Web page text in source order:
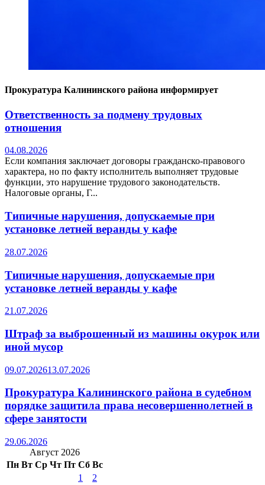
Прокуратура Калининского района информирует
Ответственность за подмену трудовых
отношения
04.08.2026
Если компания заключает договоры гражданско-правового
характера, но по факту исполнитель выполняет трудовые
функции, это нарушение трудового законодательств.
Налоговые органы, Г...
Типичные нарушения, допускаемые при
установке летней веранды у кафе
28.07.2026
Типичные нарушения, допускаемые при
установке летней веранды у кафе
21.07.2026
Штраф за выброшенный из машины окурок или
иной мусор
09.07.202613.07.2026
Прокуратура Калининского района в судебном
порядке защитила права несовершеннолетней в
сфере занятости
29.06.2026
Август 2026
Пн Вт Ср Чт Пт Сб Вс
1
2